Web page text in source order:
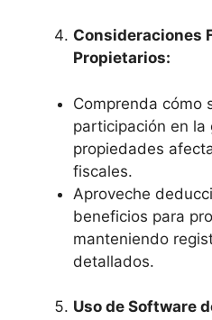
Consideraciones
Propietarios:
Comprenda cómo
participación en la
propiedades
fiscales.
Aproveche
beneficios para
manteniendo
detallados.
Uso de Software